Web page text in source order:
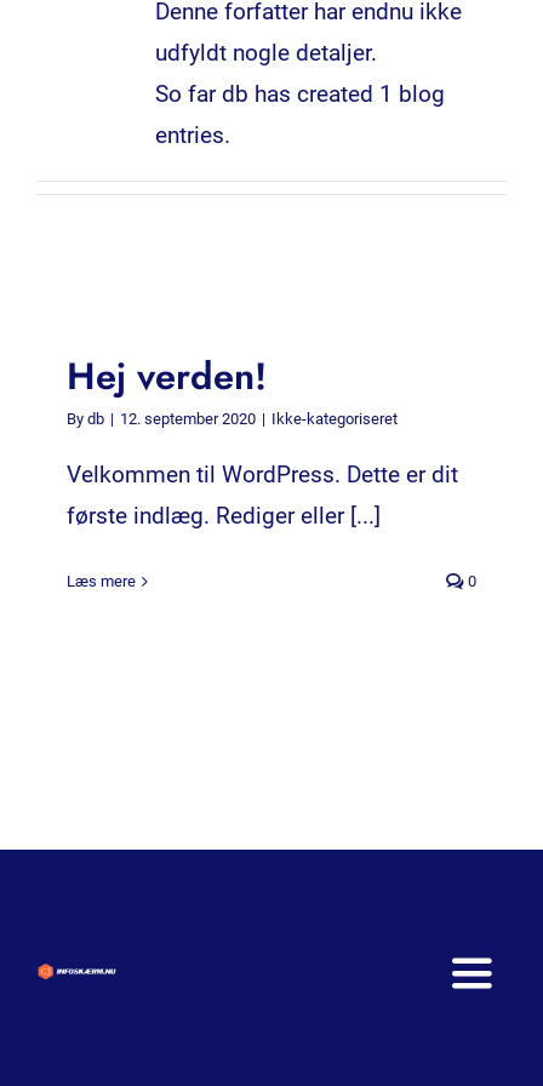
Denne forfatter har endnu ikke
udfyldt nogle detaljer.
So far db has created 1 blog
entries.
Hej verden!
By db | 12. september 2020 | Ikke-kategoriseret
Velkommen til WordPress. Dette er dit
første indlæg. Rediger eller [...]
Læs mere 0
Toggle